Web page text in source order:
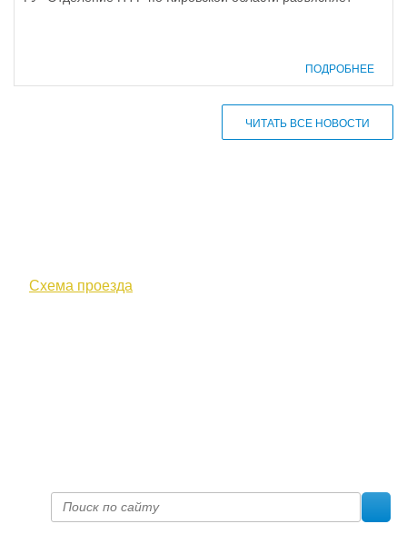
ПОДРОБНЕЕ
ЧИТАТЬ ВСЕ НОВОСТИ
Схема проезда